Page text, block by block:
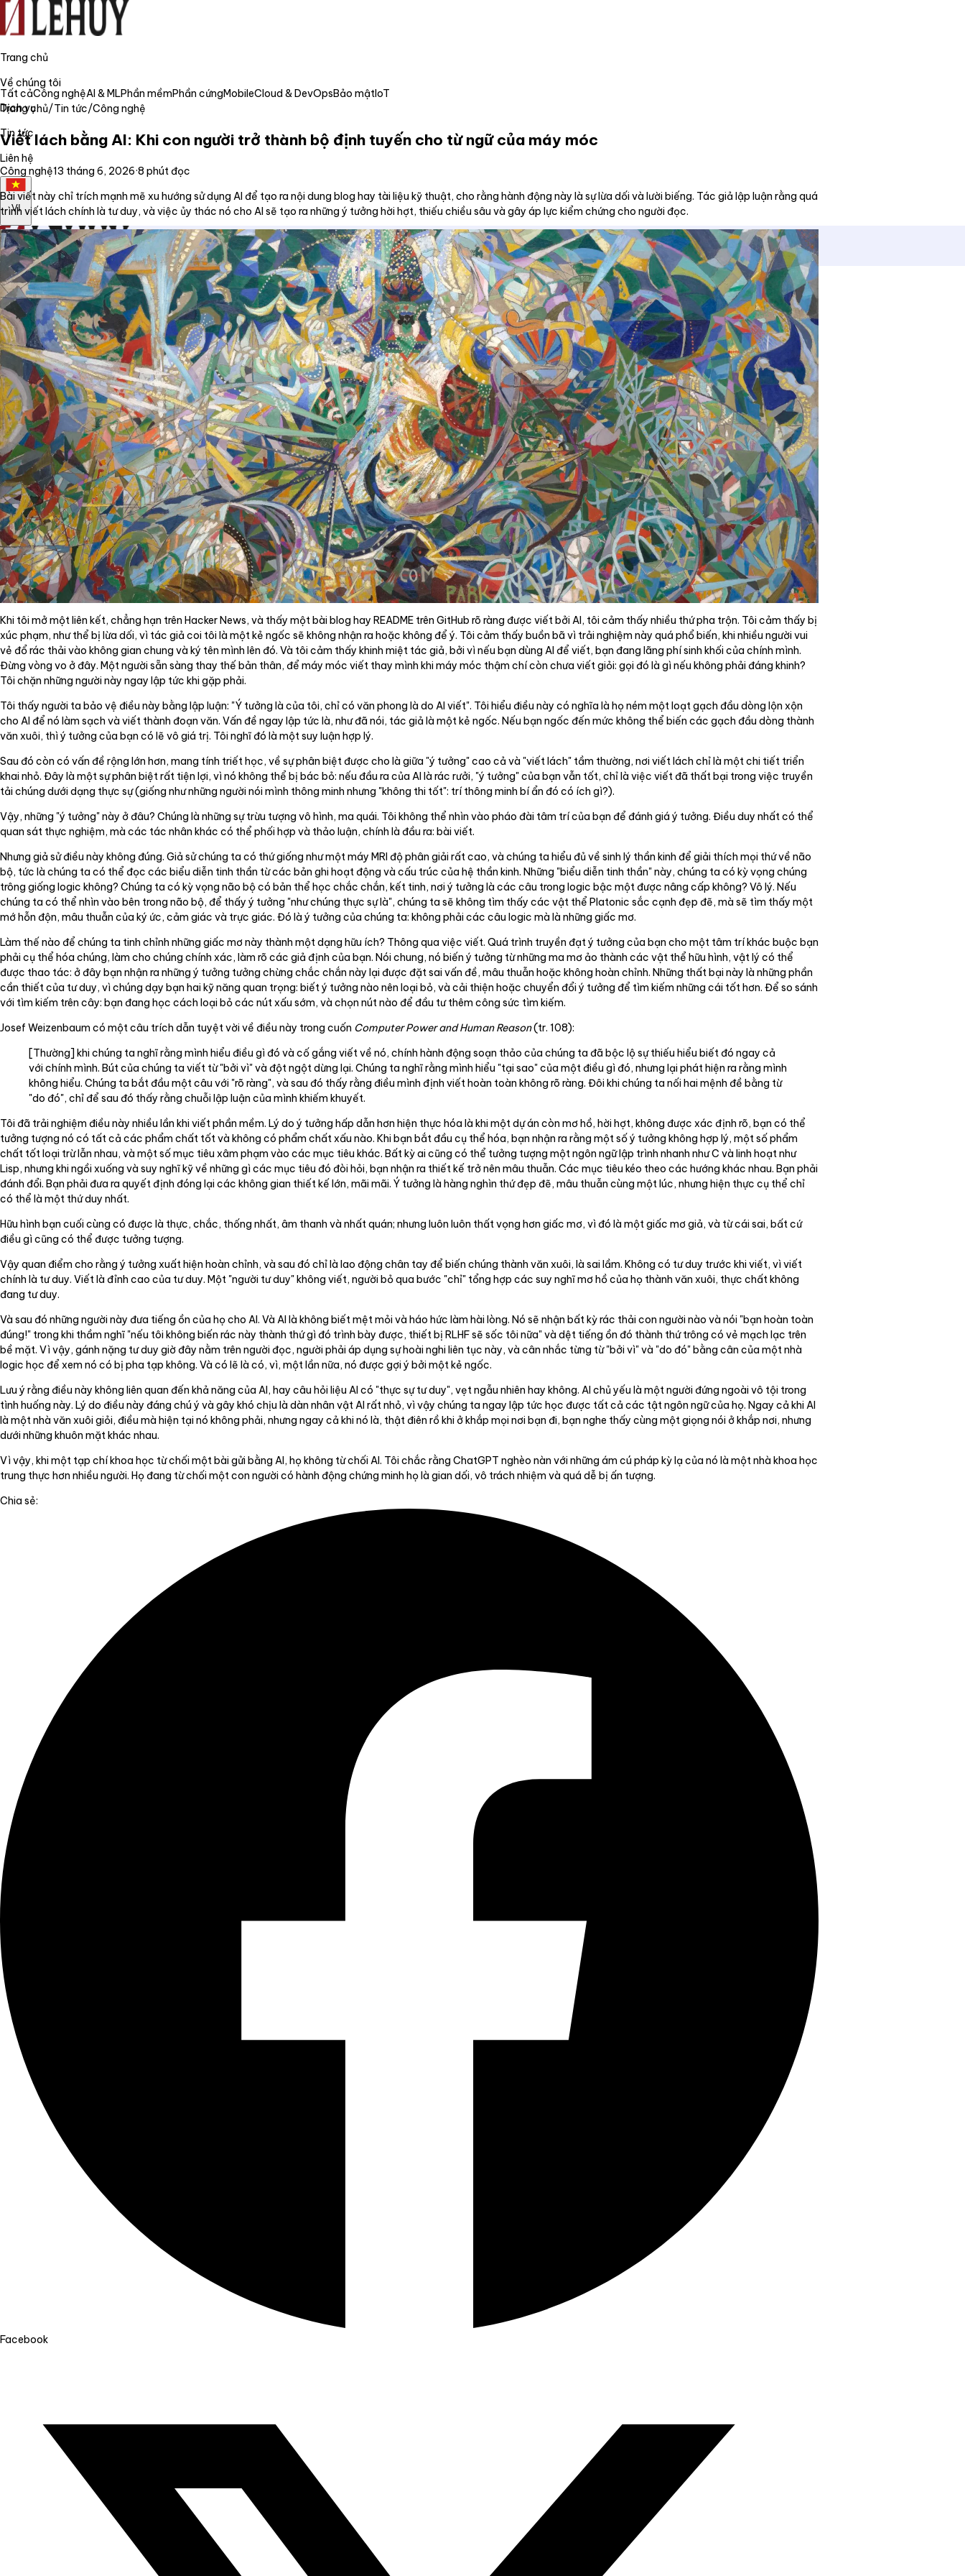
Trang chủ
Về chúng tôi
Dịch vụ
Tin tức
Liên hệ
VI
Trang chủ
Về chúng tôi
Dịch vụ
Tin tức
Liên hệ
Tiếng Việt English
Tất cảCông nghệAI & MLPhần mềmPhần cứngMobileCloud & DevOpsBảo mậtIoT
Trang chủ/Tin tức/Công nghệ
Viết lách bằng AI: Khi con người trở thành bộ định tuyến cho từ ngữ của máy móc
Công nghệ13 tháng 6, 2026·8 phút đọc
Bài viết này chỉ trích mạnh mẽ xu hướng sử dụng AI để tạo ra nội dung blog hay tài liệu kỹ thuật, cho rằng hành động này là sự lừa dối và lười biếng. Tác giả lập luận rằng quá
trình viết lách chính là tư duy, và việc ủy thác nó cho AI sẽ tạo ra những ý tưởng hời hợt, thiếu chiều sâu và gây áp lực kiểm chứng cho người đọc.
Khi tôi mở một liên kết, chẳng hạn trên Hacker News, và thấy một bài blog hay README trên GitHub rõ ràng được viết bởi AI, tôi cảm thấy nhiều thứ pha trộn. Tôi cảm thấy bị
xúc phạm, như thể bị lừa dối, vì tác giả coi tôi là một kẻ ngốc sẽ không nhận ra hoặc không để ý. Tôi cảm thấy buồn bã vì trải nghiệm này quá phổ biến, khi nhiều người vui
vẻ đổ rác thải vào không gian chung và ký tên mình lên đó. Và tôi cảm thấy khinh miệt tác giả, bởi vì nếu bạn dùng AI để viết, bạn đang lãng phí sinh khối của chính mình.
Đừng vòng vo ở đây. Một người sẵn sàng thay thế bản thân, để máy móc viết thay mình khi máy móc thậm chí còn chưa viết giỏi: gọi đó là gì nếu không phải đáng khinh?
Tôi chặn những người này ngay lập tức khi gặp phải.
Tôi thấy người ta bảo vệ điều này bằng lập luận: "Ý tưởng là của tôi, chỉ có văn phong là do AI viết". Tôi hiểu điều này có nghĩa là họ ném một loạt gạch đầu dòng lộn xộn
cho AI để nó làm sạch và viết thành đoạn văn. Vấn đề ngay lập tức là, như đã nói, tác giả là một kẻ ngốc. Nếu bạn ngốc đến mức không thể biến các gạch đầu dòng thành
văn xuôi, thì ý tưởng của bạn có lẽ vô giá trị. Tôi nghĩ đó là một suy luận hợp lý.
Sau đó còn có vấn đề rộng lớn hơn, mang tính triết học, về sự phân biệt được cho là giữa "ý tưởng" cao cả và "viết lách" tầm thường, nơi viết lách chỉ là một chi tiết triển
khai nhỏ. Đây là một sự phân biệt rất tiện lợi, vì nó không thể bị bác bỏ: nếu đầu ra của AI là rác rưởi, "ý tưởng" của bạn vẫn tốt, chỉ là việc viết đã thất bại trong việc truyền
tải chúng dưới dạng thực sự (giống như những người nói mình thông minh nhưng "không thi tốt": trí thông minh bí ẩn đó có ích gì?).
Vậy, những "ý tưởng" này ở đâu? Chúng là những sự trừu tượng vô hình, ma quái. Tôi không thể nhìn vào pháo đài tâm trí của bạn để đánh giá ý tưởng. Điều duy nhất có thể
quan sát thực nghiệm, mà các tác nhân khác có thể phối hợp và thảo luận, chính là đầu ra: bài viết.
Nhưng giả sử điều này không đúng. Giả sử chúng ta có thứ giống như một máy MRI độ phân giải rất cao, và chúng ta hiểu đủ về sinh lý thần kinh để giải thích mọi thứ về não
bộ, tức là chúng ta có thể đọc các biểu diễn tinh thần từ các bản ghi hoạt động và cấu trúc của hệ thần kinh. Những "biểu diễn tinh thần" này, chúng ta có kỳ vọng chúng
trông giống logic không? Chúng ta có kỳ vọng não bộ có bản thể học chắc chắn, kết tinh, nơi ý tưởng là các câu trong logic bậc một được nâng cấp không? Vô lý. Nếu
chúng ta có thể nhìn vào bên trong não bộ, để thấy ý tưởng "như chúng thực sự là", chúng ta sẽ không tìm thấy các vật thể Platonic sắc cạnh đẹp đẽ, mà sẽ tìm thấy một
mớ hỗn độn, mâu thuẫn của ký ức, cảm giác và trực giác. Đó là ý tưởng của chúng ta: không phải các câu logic mà là những giấc mơ.
Làm thế nào để chúng ta tinh chỉnh những giấc mơ này thành một dạng hữu ích? Thông qua việc viết. Quá trình truyền đạt ý tưởng của bạn cho một tâm trí khác buộc bạn
phải cụ thể hóa chúng, làm cho chúng chính xác, làm rõ các giả định của bạn. Nói chung, nó biến ý tưởng từ những ma mơ ảo thành các vật thể hữu hình, vật lý có thể
được thao tác: ở đây bạn nhận ra những ý tưởng tưởng chừng chắc chắn này lại được đặt sai vấn đề, mâu thuẫn hoặc không hoàn chỉnh. Những thất bại này là những phần
cần thiết của tư duy, vì chúng dạy bạn hai kỹ năng quan trọng: biết ý tưởng nào nên loại bỏ, và cải thiện hoặc chuyển đổi ý tưởng để tìm kiếm những cái tốt hơn. Để so sánh
với tìm kiếm trên cây: bạn đang học cách loại bỏ các nút xấu sớm, và chọn nút nào để đầu tư thêm công sức tìm kiếm.
Josef Weizenbaum có một câu trích dẫn tuyệt vời về điều này trong cuốn Computer Power and Human Reason(tr. 108):
[Thường] khi chúng ta nghĩ rằng mình hiểu điều gì đó và cố gắng viết về nó, chính hành động soạn thảo của chúng ta đã bộc lộ sự thiếu hiểu biết đó ngay cả
với chính mình. Bút của chúng ta viết từ "bởi vì" và đột ngột dừng lại. Chúng ta nghĩ rằng mình hiểu "tại sao" của một điều gì đó, nhưng lại phát hiện ra rằng mình
không hiểu. Chúng ta bắt đầu một câu với "rõ ràng", và sau đó thấy rằng điều mình định viết hoàn toàn không rõ ràng. Đôi khi chúng ta nối hai mệnh đề bằng từ
"do đó", chỉ để sau đó thấy rằng chuỗi lập luận của mình khiếm khuyết.
Tôi đã trải nghiệm điều này nhiều lần khi viết phần mềm. Lý do ý tưởng hấp dẫn hơn hiện thực hóa là khi một dự án còn mơ hồ, hời hợt, không được xác định rõ, bạn có thể
tưởng tượng nó có tất cả các phẩm chất tốt và không có phẩm chất xấu nào. Khi bạn bắt đầu cụ thể hóa, bạn nhận ra rằng một số ý tưởng không hợp lý, một số phẩm
chất tốt loại trừ lẫn nhau, và một số mục tiêu xâm phạm vào các mục tiêu khác. Bất kỳ ai cũng có thể tưởng tượng một ngôn ngữ lập trình nhanh như C và linh hoạt như
Lisp, nhưng khi ngồi xuống và suy nghĩ kỹ về những gì các mục tiêu đó đòi hỏi, bạn nhận ra thiết kế trở nên mâu thuẫn. Các mục tiêu kéo theo các hướng khác nhau. Bạn phải
đánh đổi. Bạn phải đưa ra quyết định đóng lại các không gian thiết kế lớn, mãi mãi. Ý tưởng là hàng nghìn thứ đẹp đẽ, mâu thuẫn cùng một lúc, nhưng hiện thực cụ thể chỉ
có thể là một thứ duy nhất.
Hữu hình bạn cuối cùng có được là thực, chắc, thống nhất, âm thanh và nhất quán; nhưng luôn luôn thất vọng hơn giấc mơ, vì đó là một giấc mơ giả, và từ cái sai, bất cứ
điều gì cũng có thể được tưởng tượng.
Vậy quan điểm cho rằng ý tưởng xuất hiện hoàn chỉnh, và sau đó chỉ là lao động chân tay để biến chúng thành văn xuôi, là sai lầm. Không có tư duy trước khi viết, vì viết
chính là tư duy. Viết là đỉnh cao của tư duy. Một "người tư duy" không viết, người bỏ qua bước "chỉ" tổng hợp các suy nghĩ mơ hồ của họ thành văn xuôi, thực chất không
đang tư duy.
Và sau đó những người này đưa tiếng ồn của họ cho AI. Và AI là không biết mệt mỏi và háo hức làm hài lòng. Nó sẽ nhận bất kỳ rác thải con người nào và nói "bạn hoàn toàn
đúng!" trong khi thầm nghĩ "nếu tôi không biến rác này thành thứ gì đó trình bày được, thiết bị RLHF sẽ sốc tôi nữa" và dệt tiếng ồn đó thành thứ trông có vẻ mạch lạc trên
bề mặt. Vì vậy, gánh nặng tư duy giờ đây nằm trên người đọc, người phải áp dụng sự hoài nghi liên tục này, và cân nhắc từng từ "bởi vì" và "do đó" bằng cân của một nhà
logic học để xem nó có bị pha tạp không. Và có lẽ là có, vì, một lần nữa, nó được gợi ý bởi một kẻ ngốc.
Lưu ý rằng điều này không liên quan đến khả năng của AI, hay câu hỏi liệu AI có "thực sự tư duy", vẹt ngẫu nhiên hay không. AI chủ yếu là một người đứng ngoài vô tội trong
tình huống này. Lý do điều này đáng chú ý và gây khó chịu là dàn nhân vật AI rất nhỏ, vì vậy chúng ta ngay lập tức học được tất cả các tật ngôn ngữ của họ. Ngay cả khi AI
là một nhà văn xuôi giỏi, điều mà hiện tại nó không phải, nhưng ngay cả khi nó là, thật điên rồ khi ở khắp mọi nơi bạn đi, bạn nghe thấy cùng một giọng nói ở khắp nơi, nhưng
dưới những khuôn mặt khác nhau.
Vì vậy, khi một tạp chí khoa học từ chối một bài gửi bằng AI, họ không từ chối AI. Tôi chắc rằng ChatGPT nghèo nàn với những ám cú pháp kỳ lạ của nó là một nhà khoa học
trung thực hơn nhiều người. Họ đang từ chối một con người có hành động chứng minh họ là gian dối, vô trách nhiệm và quá dễ bị ấn tượng.
Chia sẻ:
Facebook